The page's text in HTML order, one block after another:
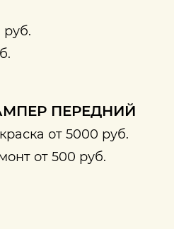
руб.
ПЕРЕДНИЙ
от 5000 руб.
от 500 руб.